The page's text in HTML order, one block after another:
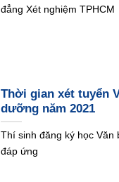
đẳng Xét nghiệm TPHCM
Thời gian xét tuyển
dưỡng năm 2021
Thí sinh đăng ký học
đáp ứng